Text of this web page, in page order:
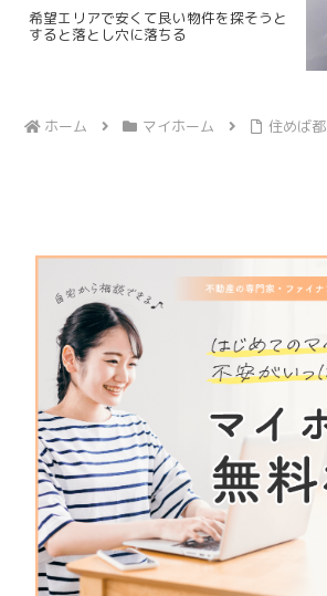
希望エリアで安くて良い物件を探そうと
すると落とし穴に落ちる
ホーム マイホーム 住めば都